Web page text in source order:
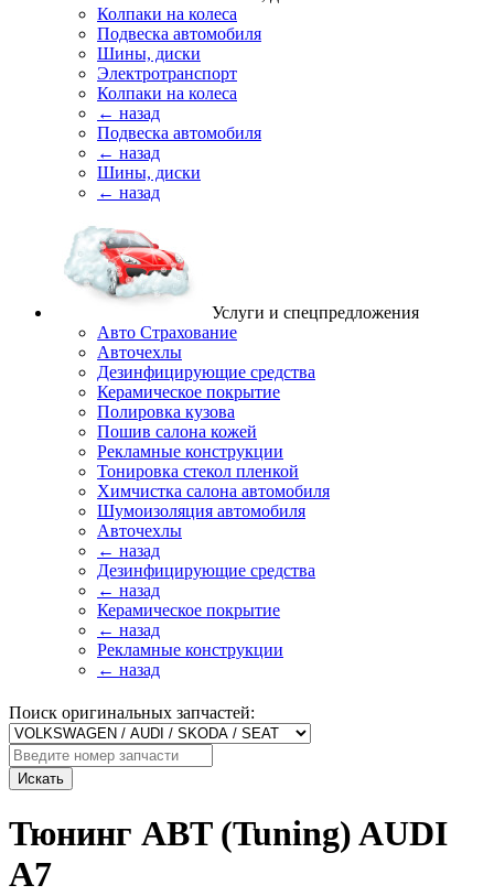
Колпаки на колеса
Подвеска автомобиля
Шины, диски
Электротранспорт
Колпаки на колеса
← назад
Подвеска автомобиля
← назад
Шины, диски
← назад
Услуги и спецпредложения
Авто Страхование
Авточехлы
Дезинфицирующие средства
Керамическое покрытие
Полировка кузова
Пошив салона кожей
Рекламные конструкции
Тонировка стекол пленкой
Химчистка салона автомобиля
Шумоизоляция автомобиля
Авточехлы
← назад
Дезинфицирующие средства
← назад
Керамическое покрытие
← назад
Рекламные конструкции
← назад
Поиск оригинальных запчастей:
Искать
Тюнинг ABT (Tuning) AUDI
A7